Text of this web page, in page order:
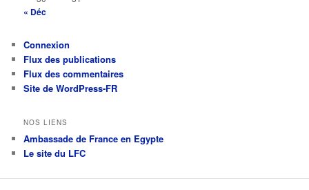
« Déc
Connexion
Flux des publications
Flux des commentaires
Site de WordPress-FR
NOS LIENS
Ambassade de France en Egypte
Le site du LFC